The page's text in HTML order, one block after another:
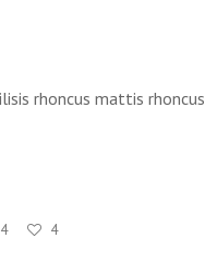
rhoncus mattis rhoncus
4